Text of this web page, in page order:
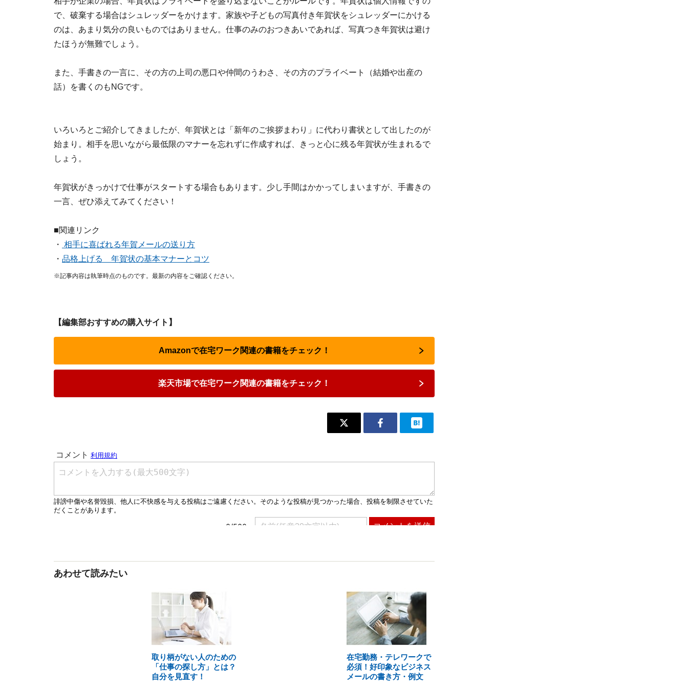
で、破棄する場合はシュレッダーをかけます。家族や子どもの写真付き年賀状をシュレッダーにかける
のは、あまり気分の良いものではありません。仕事のみのおつきあいであれば、写真つき年賀状は避け
たほうが無難でしょう。
また、手書きの一言に、その方の上司の悪口や仲間のうわさ、その方のプライベート（結婚や出産の
話）を書くのもNGです。
いろいろとご紹介してきましたが、年賀状とは「新年のご挨拶まわり」に代わり書状として出したのが
始まり。相手を思いながら最低限のマナーを忘れずに作成すれば、きっと心に残る年賀状が生まれるで
しょう。
年賀状がきっかけで仕事がスタートする場合もあります。少し手間はかかってしまいますが、手書きの
一言、ぜひ添えてみてください！
■関連リンク
・ 相手に喜ばれる年賀メールの送り方
・ 品格上げる 年賀状の基本マナーとコツ
※記事内容は執筆時点のものです。最新の内容をご確認ください。
【編集部おすすめの購入サイト】
Amazonで在宅ワーク関連の書籍をチェック！
楽天市場で在宅ワーク関連の書籍をチェック！
あわせて読みたい
取り柄がない人のための
「仕事の探し方」とは？
自分を見直す！
在宅勤務・テレワークで
必須！好印象なビジネス
メールの書き方・例文